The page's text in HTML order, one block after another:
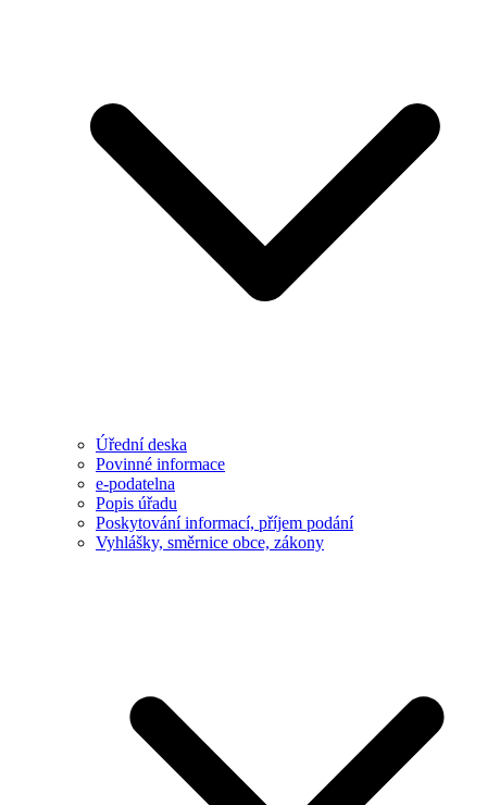
Úřední deska
Povinné informace
e-podatelna
Popis úřadu
Poskytování informací, příjem podání
Vyhlášky, směrnice obce, zákony